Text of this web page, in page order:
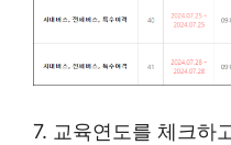
7. 교육연도를 체크하